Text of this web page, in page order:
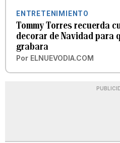
ENTRETENIMIENTO
Tommy Torres recuerda
decorar de Navidad para
grabara
Por ELNUEVODIA.COM